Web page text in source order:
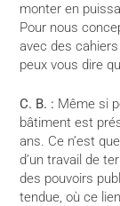
monter en
Pour nous
avec des
peux vous dire
C. B. : Même si
bâtiment est
ans. Ce n’est
d’un travail de
des pouvoirs
tendue, où ce